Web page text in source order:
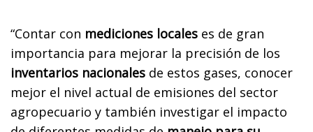
“Contar con mediciones locales es de gran
importancia para mejorar la precisión de los
inventarios nacionales de estos gases, conocer
mejor el nivel actual de emisiones del sector
agropecuario y también investigar el impacto